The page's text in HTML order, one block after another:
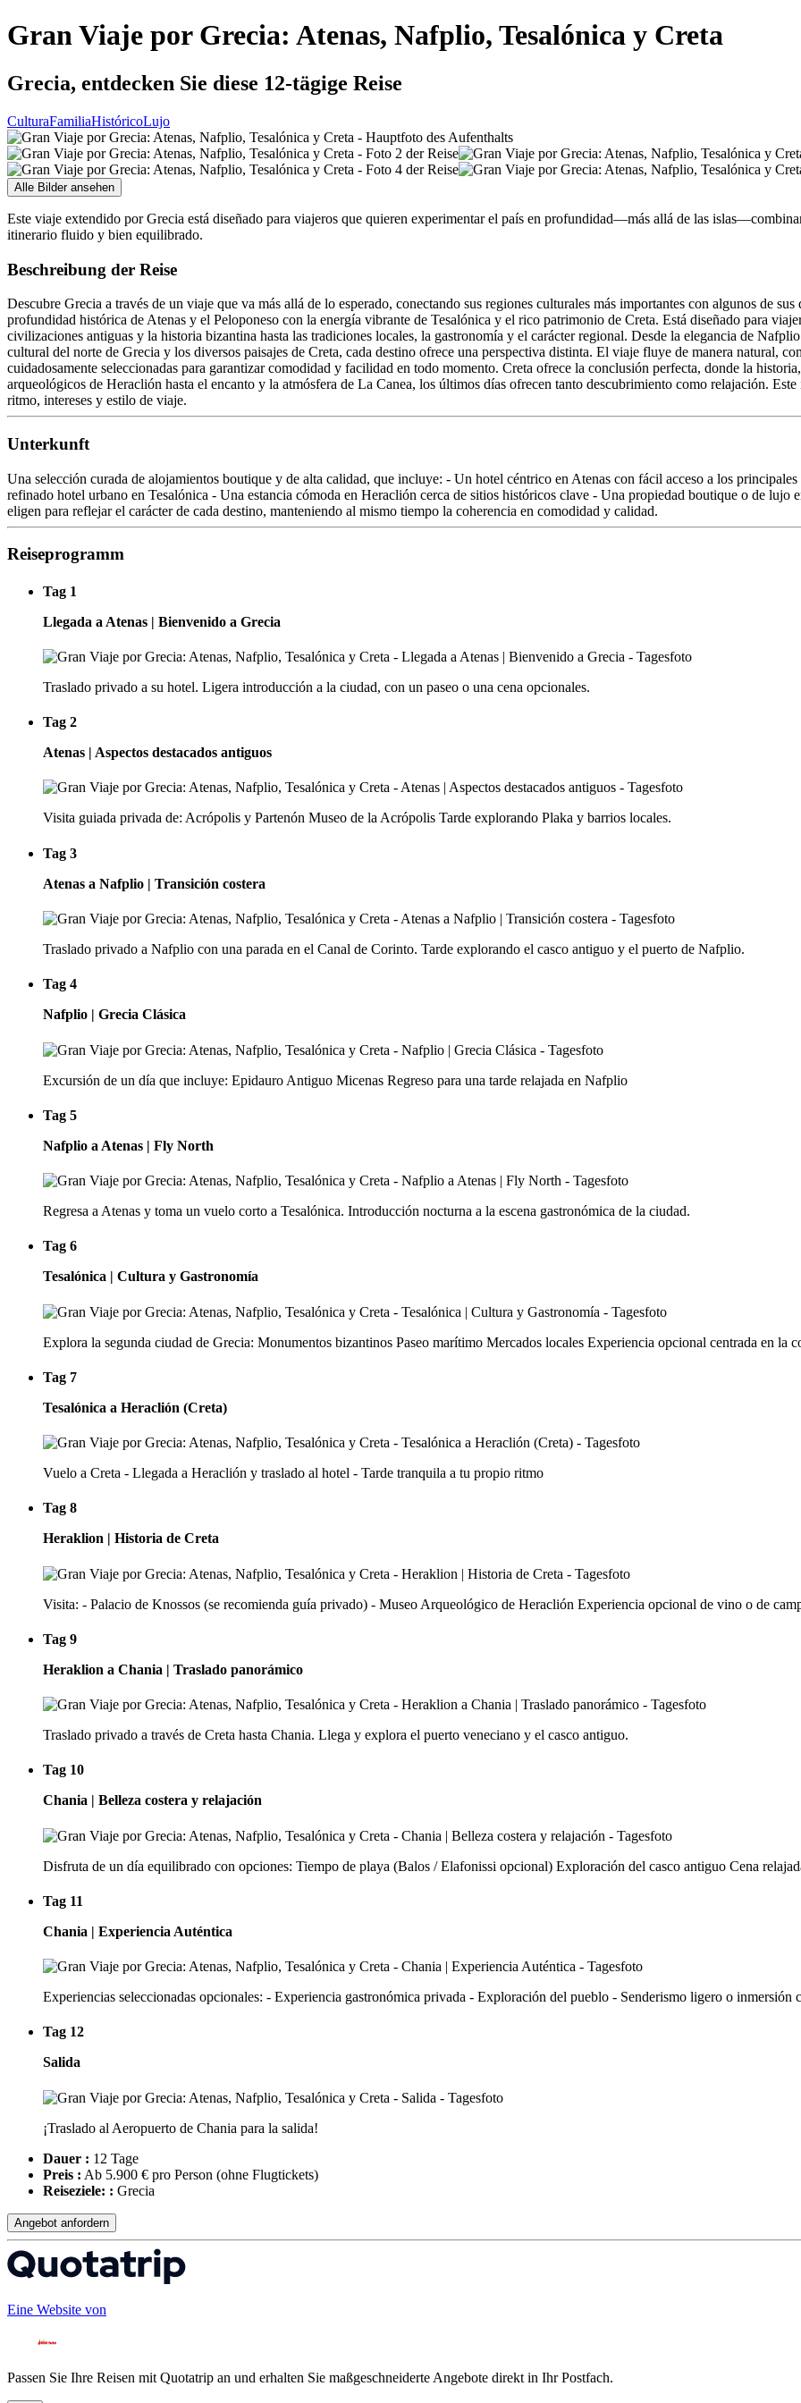
Gran Viaje por Grecia: Atenas, Nafplio, Tesalónica y Creta
Grecia, entdecken Sie diese 12-tägige Reise
CulturaFamiliaHistóricoLujo
Alle Bilder ansehen
Este viaje extendido por Grecia está diseñado para viajeros que quieren experimentar el país en profundidad—más allá de las
itinerario fluido y bien equilibrado.
Beschreibung der Reise
Descubre Grecia a través de un viaje que va más allá de lo esperado, conectando sus regiones culturales más importantes con algunos de
profundidad histórica de Atenas y el Peloponeso con la energía vibrante de Tesalónica y el rico patrimonio de Creta. Está diseñado para
civilizaciones antiguas y la historia bizantina hasta las tradiciones locales, la gastronomía y el carácter regional. Desde la elegancia de
cultural del norte de Grecia y los diversos paisajes de Creta, cada destino ofrece una perspectiva distinta. El viaje fluye de manera natural,
cuidadosamente seleccionadas para garantizar comodidad y facilidad en todo momento. Creta ofrece la conclusión perfecta, donde la
arqueológicos de Heraclión hasta el encanto y la atmósfera de La Canea, los últimos días ofrecen tanto descubrimiento como relajación.
ritmo, intereses y estilo de viaje.
Unterkunft
Una selección curada de alojamientos boutique y de alta calidad, que incluye: - Un hotel céntrico en Atenas con fácil acceso a los
refinado hotel urbano en Tesalónica - Una estancia cómoda en Heraclión cerca de sitios históricos clave - Una propiedad boutique o de lujo
eligen para reflejar el carácter de cada destino, manteniendo al mismo tiempo la coherencia en comodidad y calidad.
Reiseprogramm
Tag 1
Llegada a Atenas | Bienvenido a Grecia
Traslado privado a su hotel. Ligera introducción a la ciudad, con un paseo o una cena opcionales.
Tag 2
Atenas | Aspectos destacados antiguos
Visita guiada privada de: Acrópolis y Partenón Museo de la Acrópolis Tarde explorando Plaka y barrios locales.
Tag 3
Atenas a Nafplio | Transición costera
Traslado privado a Nafplio con una parada en el Canal de Corinto. Tarde explorando el casco antiguo y el puerto de Nafplio.
Tag 4
Nafplio | Grecia Clásica
Excursión de un día que incluye: Epidauro Antiguo Micenas Regreso para una tarde relajada en Nafplio
Tag 5
Nafplio a Atenas | Fly North
Regresa a Atenas y toma un vuelo corto a Tesalónica. Introducción nocturna a la escena gastronómica de la ciudad.
Tag 6
Tesalónica | Cultura y Gastronomía
Explora la segunda ciudad de Grecia: Monumentos bizantinos Paseo marítimo Mercados locales Experiencia opcional centrada en la
Tag 7
Tesalónica a Heraclión (Creta)
Vuelo a Creta - Llegada a Heraclión y traslado al hotel - Tarde tranquila a tu propio ritmo
Tag 8
Heraklion | Historia de Creta
Visita: - Palacio de Knossos (se recomienda guía privado) - Museo Arqueológico de Heraclión Experiencia opcional de vino o de
Tag 9
Heraklion a Chania | Traslado panorámico
Traslado privado a través de Creta hasta Chania. Llega y explora el puerto veneciano y el casco antiguo.
Tag 10
Chania | Belleza costera y relajación
Disfruta de un día equilibrado con opciones: Tiempo de playa (Balos / Elafonissi opcional) Exploración del casco antiguo Cena
Tag 11
Chania | Experiencia Auténtica
Experiencias seleccionadas opcionales: - Experiencia gastronómica privada - Exploración del pueblo - Senderismo ligero o inmersión
Tag 12
Salida
¡Traslado al Aeropuerto de Chania para la salida!
Dauer : 12 Tage
Preis : Ab 5.900 € pro Person (ohne Flugtickets)
Reiseziele: : Grecia
Angebot anfordern
Eine Website von
Passen Sie Ihre Reisen mit Quotatrip an und erhalten Sie maßgeschneiderte Angebote direkt in Ihr Postfach.